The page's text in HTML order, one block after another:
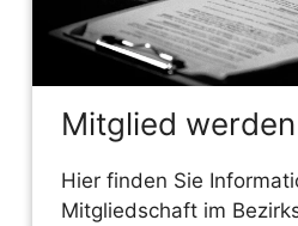
Mitglied werden
Hier finden Sie
Mitgliedschaft im